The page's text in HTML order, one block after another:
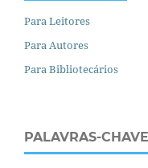
Para Leitores
Para Autores
Para Bibliotecários
PALAVRAS-CHAVE